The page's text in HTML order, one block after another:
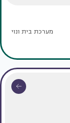
מערכת בית ונוי